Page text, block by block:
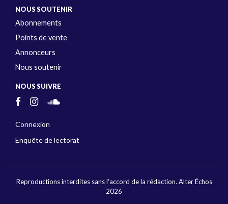
NOUS SOUTENIR
Abonnements
Points de vente
Annonceurs
Nous soutenir
NOUS SUIVRE
Connexion
Enquête de lectorat
Reproductions interdites sans l'accord de la rédaction. Alter Échos
2026